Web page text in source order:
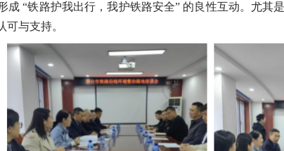
成 “铁路护我出行，我护铁路安全” 的良性互动。尤其
可与支持。